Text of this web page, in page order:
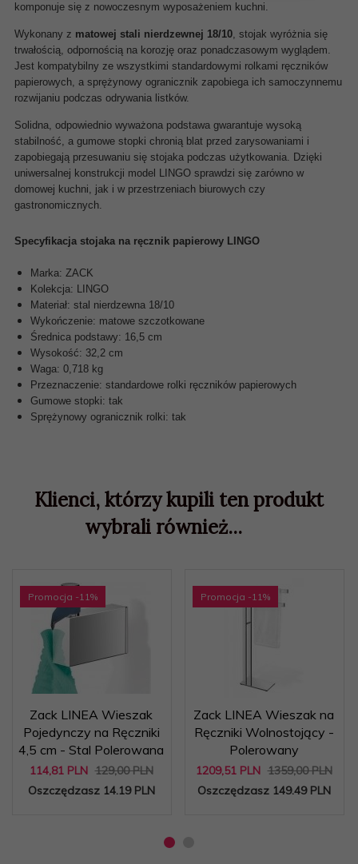
komponuje się z nowoczesnym wyposażeniem kuchni.
Wykonany z matowej stali nierdzewnej 18/10, stojak wyróżnia się
trwałością, odpornością na korozję oraz ponadczasowym wyglądem.
Jest kompatybilny ze wszystkimi standardowymi rolkami ręczników
papierowych, a sprężynowy ogranicznik zapobiega ich samoczynnemu
rozwijaniu podczas odrywania listków.
Solidna, odpowiednio wyważona podstawa gwarantuje wysoką
stabilność, a gumowe stopki chronią blat przed zarysowaniami i
zapobiegają przesuwaniu się stojaka podczas użytkowania. Dzięki
uniwersalnej konstrukcji model LINGO sprawdzi się zarówno w
domowej kuchni, jak i w przestrzeniach biurowych czy
gastronomicznych.
Specyfikacja stojaka na ręcznik papierowy LINGO
Marka: ZACK
Kolekcja: LINGO
Materiał: stal nierdzewna 18/10
Wykończenie: matowe szczotkowane
Średnica podstawy: 16,5 cm
Wysokość: 32,2 cm
Waga: 0,718 kg
Przeznaczenie: standardowe rolki ręczników papierowych
Gumowe stopki: tak
Sprężynowy ogranicznik rolki: tak
Klienci, którzy kupili ten produkt
wybrali również...
Promocja -11 %
Zack LINEA Wieszak
Pojedynczy na Ręczniki
4,5 cm - Stal Polerowana
114,81 PLN 129,00 PLN
Oszczędzasz 14.19 PLN
Promocja -11 %
Zack LINEA Wieszak na
Ręczniki Wolnostojący -
Polerowany
1209,51 PLN 1359,00 PLN
Oszczędzasz 149.49 PLN